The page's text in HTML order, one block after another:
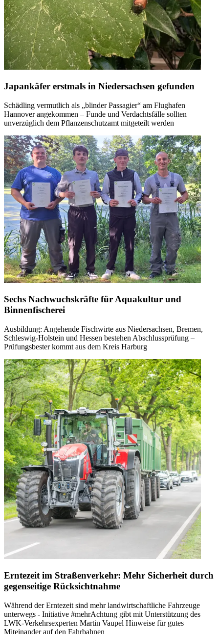
Japankäfer erstmals in Niedersachsen gefunden
Schädling vermutlich als „blinder Passagier“ am Flughafen
Hannover angekommen – Funde und Verdachtsfälle sollten
unverzüglich dem Pflanzenschutzamt mitgeteilt werden
Sechs Nachwuchskräfte für Aquakultur und
Binnenfischerei
Ausbildung: Angehende Fischwirte aus Niedersachsen, Bremen,
Schleswig-Holstein und Hessen bestehen Abschlussprüfung –
Prüfungsbester kommt aus dem Kreis Harburg
Erntezeit im Straßenverkehr: Mehr Sicherheit durch
gegenseitige Rücksichtnahme
Während der Erntezeit sind mehr landwirtschaftliche Fahrzeuge
unterwegs - Initiative #mehrAchtung gibt mit Unterstützung des
LWK-Verkehrsexperten Martin Vaupel Hinweise für gutes
Miteinander auf den Fahrbahnen